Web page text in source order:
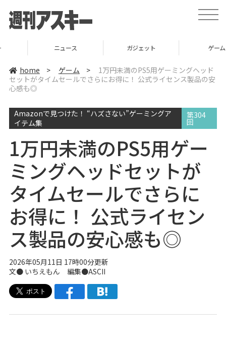
t
o
e
v
i
ガジェット
home > ゲーム >
1万円未満のPS5用ゲーミングヘッド
セットがタイムセールでさらにお得に！ 公式ライセンス製品の安
心感も◎
Amazonで見つけた！ “ハズさない”ゲーミングア
イテム集
第304
回
1万円未満のPS5用ゲー
ミングヘッドセットが
タイムセールでさらに
お得に！ 公式ライセン
ス製品の安心感も◎
2026年05月11日 17時00分更新
文● いちえもん 編集●ASCII